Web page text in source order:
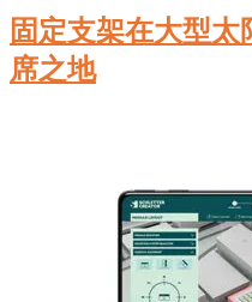
固定支架在大型
席之地